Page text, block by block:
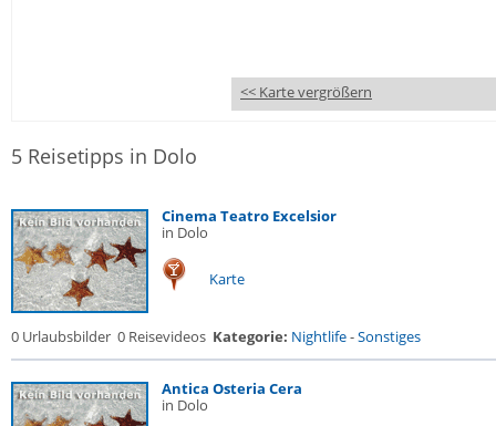
<< Karte vergrößern
5 Reisetipps in Dolo
Cinema Teatro Excelsior
in Dolo
Karte
0 Urlaubsbilder 0 Reisevideos Kategorie: Nightlife-Sonstiges
Antica Osteria Cera
in Dolo